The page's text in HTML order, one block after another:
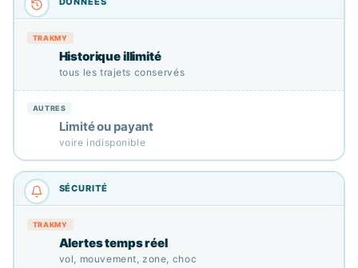
Historique illimité
tous les trajets conservés
Limité ou payant
voire indisponible
Alertes temps réel
vol, mouvement, zone, choc